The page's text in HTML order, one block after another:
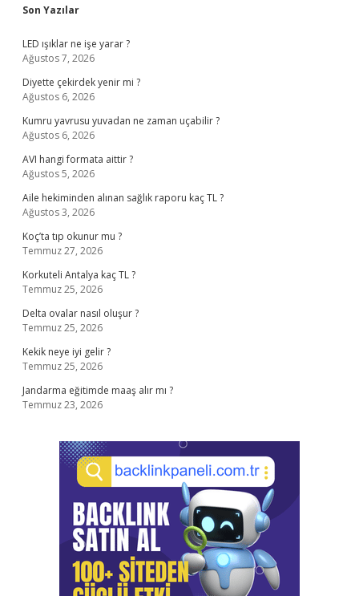
Sidebar
Son Yazılar
LED ışıklar ne işe yarar ?
Ağustos 7, 2026
Diyette çekirdek yenir mi ?
Ağustos 6, 2026
Kumru yavrusu yuvadan ne zaman uçabilir ?
Ağustos 6, 2026
AVI hangi formata aittir ?
Ağustos 5, 2026
Aile hekiminden alınan sağlık raporu kaç TL ?
Ağustos 3, 2026
Koç’ta tıp okunur mu ?
Temmuz 27, 2026
Korkuteli Antalya kaç TL ?
Temmuz 25, 2026
Delta ovalar nasıl oluşur ?
Temmuz 25, 2026
Kekik neye iyi gelir ?
Temmuz 25, 2026
Jandarma eğitimde maaş alır mı ?
Temmuz 23, 2026